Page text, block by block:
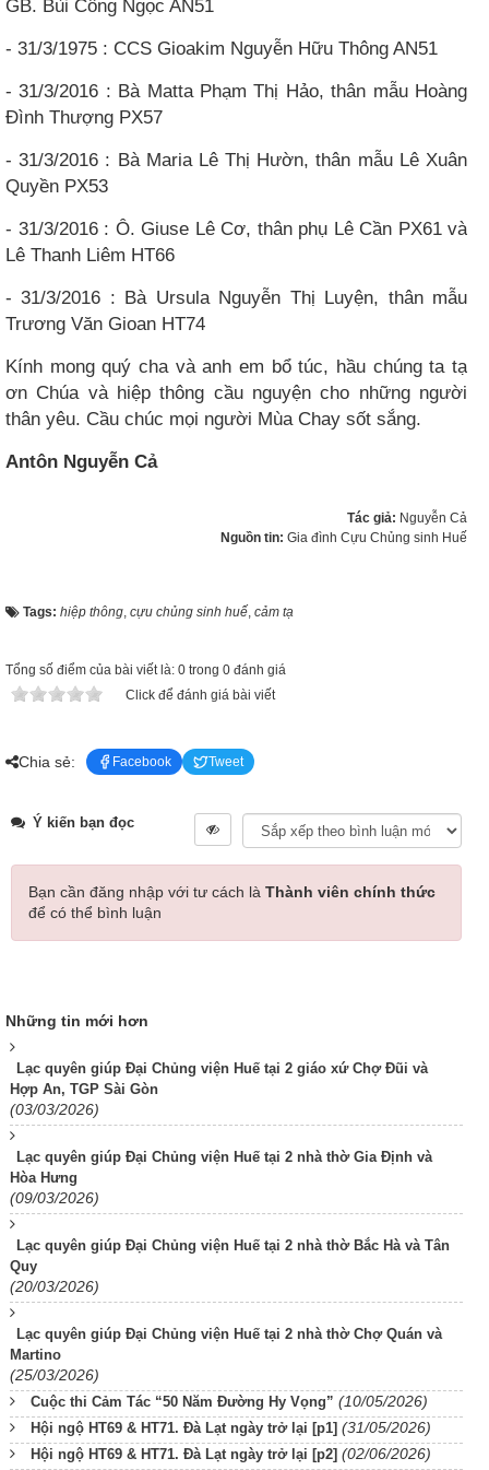
GB. Bùi Công Ngọc AN51
- 31/3/1975 : CCS Gioakim Nguyễn Hữu Thông AN51
- 31/3/2016 : Bà Matta Phạm Thị Hảo, thân mẫu Hoàng
Đình Thượng PX57
- 31/3/2016 : Bà Maria Lê Thị Hườn, thân mẫu Lê Xuân
Quyền PX53
- 31/3/2016 : Ô. Giuse Lê Cơ, thân phụ Lê Cần PX61 và
Lê Thanh Liêm HT66
- 31/3/2016 : Bà Ursula Nguyễn Thị Luyện, thân mẫu
Trương Văn Gioan HT74
Kính mong quý cha và anh em bổ túc, hầu chúng ta tạ
ơn Chúa và hiệp thông cầu nguyện cho những người
thân yêu. Cầu chúc mọi người Mùa Chay sốt sắng.
Antôn Nguyễn Cả
Tác giả: Nguyễn Cả
Nguồn tin: Gia đình Cựu Chủng sinh Huế
Tags: hiệp thông, cựu chủng sinh huế, cảm tạ
Tổng số điểm của bài viết là: 0 trong 0 đánh giá
Click để đánh giá bài viết
Chia sẻ: Facebook Tweet
Ý kiến bạn đọc
Bạn cần đăng nhập với tư cách là Thành viên chính thức
để có thể bình luận
Những tin mới hơn
Lạc quyên giúp Đại Chủng viện Huế tại 2 giáo xứ Chợ Đũi và
Hợp An, TGP Sài Gòn
(03/03/2026)
Lạc quyên giúp Đại Chủng viện Huế tại 2 nhà thờ Gia Định và
Hòa Hưng
(09/03/2026)
Lạc quyên giúp Đại Chủng viện Huế tại 2 nhà thờ Bắc Hà và Tân
Quy
(20/03/2026)
Lạc quyên giúp Đại Chủng viện Huế tại 2 nhà thờ Chợ Quán và
Martino
(25/03/2026)
Cuộc thi Cảm Tác “50 Năm Đường Hy Vọng” (10/05/2026)
Hội ngộ HT69 & HT71. Đà Lạt ngày trở lại [p1] (31/05/2026)
Hội ngộ HT69 & HT71. Đà Lạt ngày trở lại [p2] (02/06/2026)